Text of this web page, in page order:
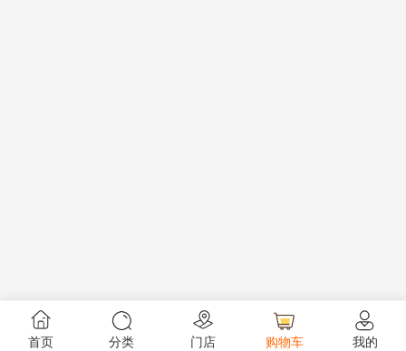
首页 分类 门店 购物车 我的